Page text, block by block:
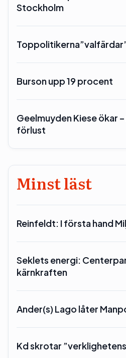
Stockholm
Burson upp 19 procent
Geelmuyden Kiese ökar
förlust
Minst läst
Reinfeldt: I första hand
Seklets energi:
kärnkraften
Ander(s) Lago låter
Kd skrotar